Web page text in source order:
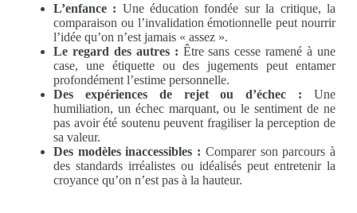
L’enfance : Une éducation fondée sur la critique, la
comparaison ou l’invalidation émotionnelle peut nourrir
l’idée qu’on n’est jamais « assez ».
Le regard des autres : Être sans cesse ramené à une
case, une étiquette ou des jugements peut entamer
profondément l’estime personnelle.
Des expériences de rejet ou d’échec : Une
humiliation, un échec marquant, ou le sentiment de ne
pas avoir été soutenu peuvent fragiliser la perception de
sa valeur.
Des modèles inaccessibles : Comparer son parcours à
des standards irréalistes ou idéalisés peut entretenir la
croyance qu’on n’est pas à la hauteur.